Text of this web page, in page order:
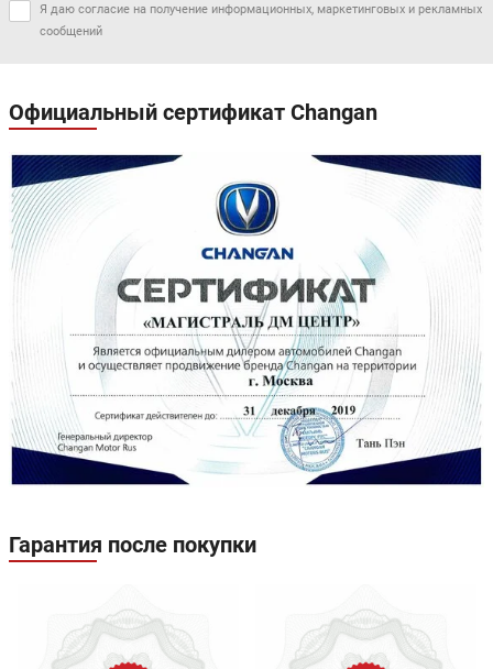
Я даю согласие на получение информационных, маркетинговых и рекламных
сообщений
Официальный сертификат Changan
Гарантия после покупки